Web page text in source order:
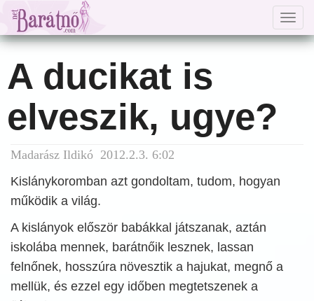
A ducikat is
elveszik, ugye?
Madarász Ildikó 2012.2.3. 6:02
Kislánykoromban azt gondoltam, tudom, hogyan
működik a világ.
A kislányok először babákkal játszanak, aztán
iskolába mennek, barátnőik lesznek, lassan
felnőnek, hosszúra növesztik a hajukat, megnő a
mellük, és ezzel egy időben megtetszenek a